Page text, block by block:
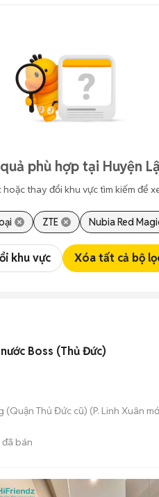
phù hợp tại Huyện
thay đổi khu vực tìm kiếm để
ZTE Nubia Red
khu vực Xóa tất cả bộ
Boss (Thủ Đức)
(Quận Thủ Đức cũ) (P. Linh Xuân
đã bán